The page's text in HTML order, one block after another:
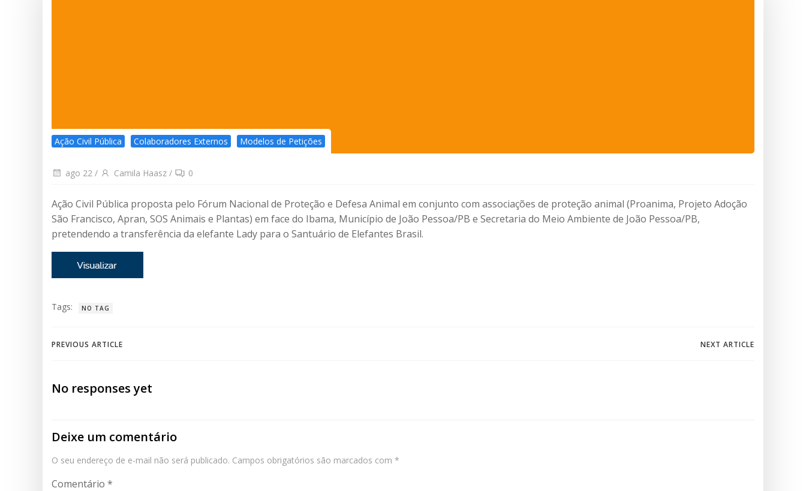
Ação Civil Pública Colaboradores Externos Modelos de Petições
ago 22 / Camila Haasz / 0
Ação Civil Pública proposta pelo Fórum Nacional de Proteção e Defesa Animal em conjunto com associações de proteção animal (Proanima, Projeto Adoção
São Francisco, Apran, SOS Animais e Plantas) em face do Ibama, Município de João Pessoa/PB e Secretaria do Meio Ambiente de João Pessoa/PB,
pretendendo a transferência da elefante Lady para o Santuário de Elefantes Brasil.
Tags: NO TAG
Navegação
de
Post
PREVIOUS ARTICLE NEXT ARTICLE
No responses yet
Deixe um comentário
O seu endereço de e-mail não será publicado. Campos obrigatórios são marcados com *
Comentário *